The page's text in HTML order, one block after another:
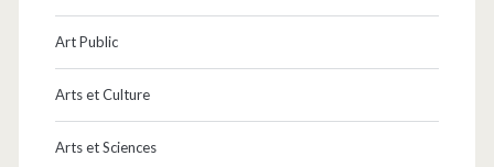
Art Public
Arts et Culture
Arts et Sciences